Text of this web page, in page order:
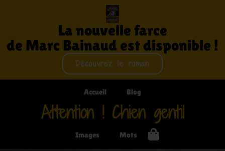
La nouvelle farce
de Marc Bainaud est disponible !
Découvrez le roman
Accueil Blog
Attention ! Chien gentil
Images Mots